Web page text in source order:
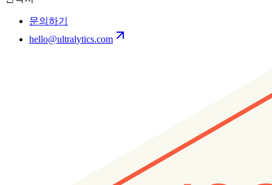
문의하기
hello@ultralytics.com